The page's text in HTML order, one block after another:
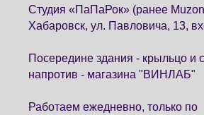
Студия «ПаПаРок» (ранее
Хабаровск, ул. Павловича, 13,
Посередине здания - крыльцо и
напротив - магазина "ВИНЛАБ"
Работаем ежедневно, только по